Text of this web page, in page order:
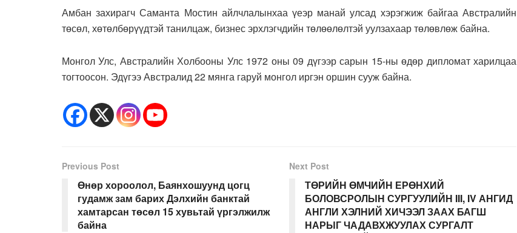
Амбан захирагч Саманта Мостин айлчлалынхаа үеэр манай улсад хэрэгжиж байгаа Австралийн
төсөл, хөтөлбөрүүдтэй танилцаж, бизнес эрхлэгчдийн төлөөлөлтэй уулзахаар төлөвлөж байна.
Монгол Улс, Австралийн Холбооны Улс 1972 оны 09 дүгээр сарын 15-ны өдөр дипломат харилцаа
тогтоосон. Эдүгээ Австралид 22 мянга гаруй монгол иргэн оршин сууж байна.
Previous Post
Өнөр хороолол, Баянхошуунд цогц
гудамж зам барих Дэлхийн банктай
хамтарсан төсөл 15 хувьтай үргэлжилж
байна
Next Post
ТӨРИЙН ӨМЧИЙН ЕРӨНХИЙ
БОЛОВСРОЛЫН СУРГУУЛИЙН III, IV АНГИД
АНГЛИ ХЭЛНИЙ ХИЧЭЭЛ ЗААХ БАГШ
НАРЫГ ЧАДАВХЖУУЛАХ СУРГАЛТ